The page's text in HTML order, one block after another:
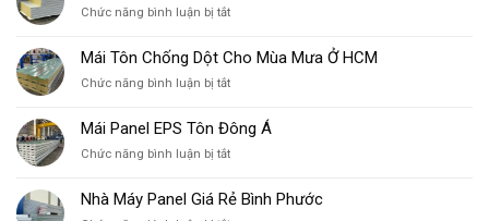
Chức năng bình luận bị tắtở
Tôn
Zem
Mỏng
Giá
Bao
Nhiêu
Mái Tôn Chống Dột Cho Mùa Mưa Ở HCM
Chức năng bình luận bị tắtở
Tôn
Chống
Dột
Mùa
Mái Panel EPS Tôn Đông Á
Chức năng bình luận bị tắtở
Panel
EPS
Nhà Máy Panel Giá Rẻ Bình Phước